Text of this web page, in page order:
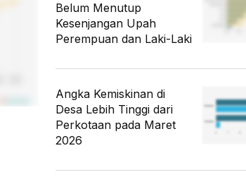
Belum Menutup
Kesenjangan Upah
Perempuan dan Laki-Laki
Angka Kemiskinan di
Desa Lebih Tinggi dari
Perkotaan pada Maret
2026